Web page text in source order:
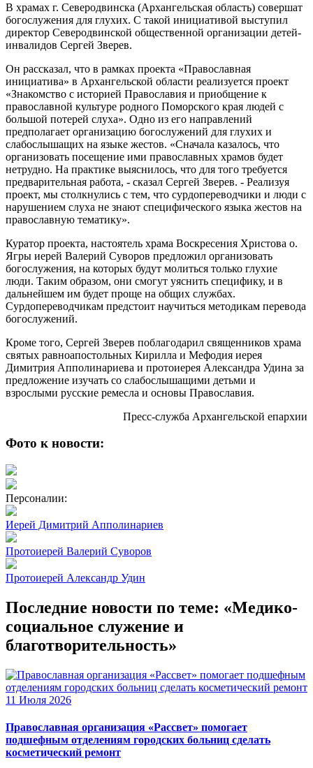
В храмах г. Северодвинска (Архангельская область) совершат
богослужения для глухих. С такой инициативой выступил
директор Северодвинской общественной организации детей-
инвалидов Сергей Зверев.
Он рассказал, что в рамках проекта «Православная
инициатива» в Архангельской области реализуется проект
«Знакомство с историей Православия и приобщение к
православной культуре родного Поморского края людей с
большой потерей слуха». Одно из его направлений
предполагает организацию богослужений для глухих и
слабослышащих на языке жестов. «Сначала казалось, что
организовать посещение ими православных храмов будет
нетрудно. На практике выяснилось, что для того требуется
предварительная работа, - сказал Сергей Зверев. - Реализуя
проект, мы столкнулись с тем, что сурдопереводчики и люди с
нарушением слуха не знают специфического языка жестов на
православную тематику».
Куратор проекта, настоятель храма Воскресения Христова о.
Ягры иерей Валерий Суворов предложил организовать
богослужения, на которых будут молиться только глухие
люди. Таким образом, они смогут уяснить специфику, и в
дальнейшем им будет проще на общих службах.
Сурдопереводчикам предстоит научиться методикам перевода
богослужений.
Кроме того, Сергей Зверев поблагодарил священников храма
святых равноапостольных Кирилла и Мефодия иерея
Димитрия Апполинариева и протоиерея Александра Удина за
предложение изучать со слабослышащими детьми и
взрослыми русские ремесла и основы Православия.
Пресс-служба Архангельской епархии
Фото к новости:
Персоналии:
Иерей Димитрий Апполинариев
Протоиерей Валерий Суворов
Протоиерей Александр Удин
Последние новости по теме: «Медико-
социальное служение и
благотворительность»
11 Июля 2026
Православная организация «Рассвет» помогает
подшефным отделениям городских больниц сделать
косметический ремонт